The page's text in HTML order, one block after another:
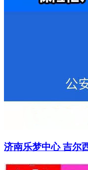
济南乐梦中心 吉尔